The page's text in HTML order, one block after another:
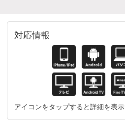
対応情報
アイコンをタップすると詳細を表示